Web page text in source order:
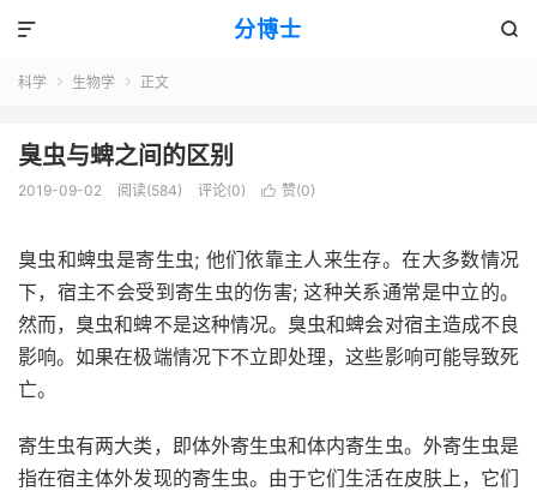
分博士 

科学  生物学  正文
臭虫与蜱之间的区别
2019-09-02 阅读(584) 评论(0)  赞(0)
臭虫和蜱虫是寄生虫; 他们依靠主人来生存。在大多数情况
下，宿主不会受到寄生虫的伤害; 这种关系通常是中立的。
然而，臭虫和蜱不是这种情况。臭虫和蜱会对宿主造成不良
影响。如果在极端情况下不立即处理，这些影响可能导致死
亡。
寄生虫有两大类，即体外寄生虫和体内寄生虫。外寄生虫是
指在宿主体外发现的寄生虫。由于它们生活在皮肤上，它们